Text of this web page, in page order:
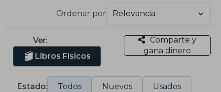
Ordenar por
Ver:
Libros Físicos
Comparte y
gana dinero
Estado: Todos Nuevos Usados